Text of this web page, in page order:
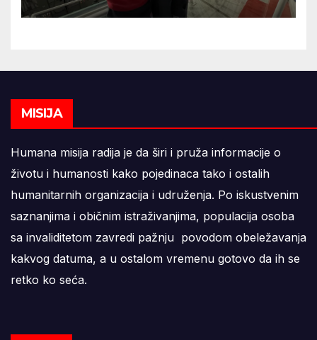
MISIJA
Humana misija radija je da širi i pruža informacije o
životu i humanosti kako pojedinaca tako i ostalih
humanitarnih organizacija i udruženja. Po iskustvenim
saznanjima i običnim istraživanjima, populacija osoba
sa invaliditetom zavredi pažnju povodom obeležavanja
kakvog datuma, a u ostalom vremenu gotovo da ih se
retko ko seća.